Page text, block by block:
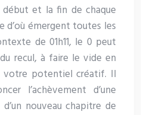
et la fin de chaque
d’où émergent toutes les
de 01h11, le 0 peut
recul, à faire le vide en
votre potentiel créatif. Il
l’achèvement d’une
nouveau chapitre de